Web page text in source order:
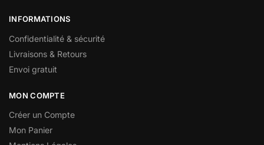
INFORMATIONS
Confidentialité & sécurité
Livraisons & Retours
Envoi gratuit
MON COMPTE
Créer un Compte
Mon Panier